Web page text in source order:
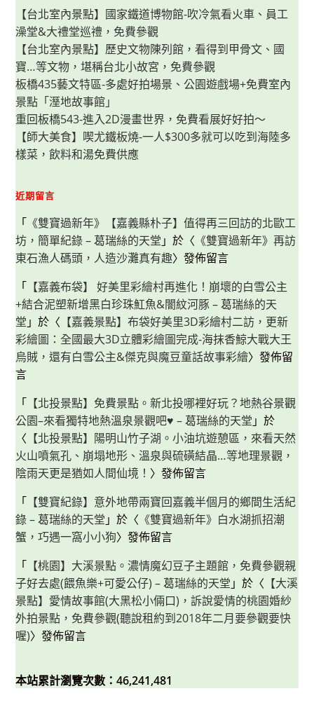
去
處，
還
有
沙
坑、
盪
鞦
韆
以
及
多
處
彈
跳
床
【台北室內景點】國家鐵道博物館-吹冷氣看火車、員工
澡堂&大禮堂巡禮，免費參觀
【台北室內景點】歷史文物陳列館，看得到甲骨文、國
寶…等文物，堪稱台北小故宮，免費參觀
板橋435藝文特區-多處好拍場景、公園遊戲場+免費室內
景點「溼地故事館」
重回板橋543-進入2D漫畫世界，免費看展好好拍～
【師大美食】喫尤鐵板燒-一人$300多就可以吃到海陸多
樣菜，飲料和湯免費供應
近期留言
「 《雙寶過新年》【嘉義縣朴子】值得再三回訪的北歐工
坊，簡單紀錄 – 葛瑞絲的天堂 」於〈 《雙寶過新年》再訪
東石漁人碼頭，人造沙灘真有趣〉發佈留言
「 【嘉義布袋】 好美里彩繪村再進化！崩壞的白雪公主
+結合泥塑新增黑白珍珠魟魚&闇紋河豚 – 葛瑞絲的天
堂 」於〈 【嘉義景點】布袋好美里3D彩繪村二訪，更新
彩繪圖：全國最大3D立體彩繪圖完成-海抹香鯨大戰大王
烏賊，還有白雪公主&傑克與魔豆童話故事彩繪〉發佈留
言
「 【北投景點】免費景點。新北投哪裡好玩？地熱谷景觀
公園–來看獨特地熱溫泉景觀吧♥ – 葛瑞絲的天堂 」於
〈 【北投景點】陽明山竹子湖。小油坑遊憩區，來看天然
火山噴氣孔、崩塌地形、溫泉與硫磺結晶…等地理景觀，
陰雨天更是猶如人間仙境！ 〉發佈留言
「 【雙寶紀錄】意外地帶兩寶回嘉義半個月的鄉間生活紀
錄 – 葛瑞絲的天堂 」於〈 《雙寶過新年》白水湖抓招潮
蟹，巧遇一窩小小狗〉發佈留言
「 【桃園】大溪景點。濃情魔幻豆子主題館，免費參觀親
子好去處(餵魚樂+可愛公仔) – 葛瑞絲的天堂 」於〈 【大溪
景點】愛情故事館(大黑松小倆口)，訴說愛情的桃園婚紗
外拍景點，免費參觀(聽說租約到2018年二月要參觀要快
喔)〉發佈留言
本站累計瀏覽次數：46,241,481